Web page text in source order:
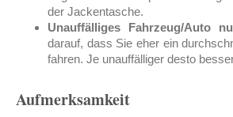
der Jackentasche.
Unauffälliges Fahrzeug/Auto
darauf, dass Sie eher ein
fahren. Je unauffälliger desto
Aufmerksamkeit